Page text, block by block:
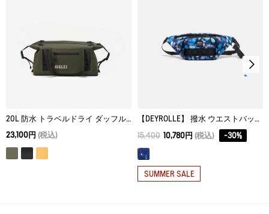
20L 防水 トラベルドライ ダッフルバッグ
23,100円 (税込)
【DEYROLLE】 撥水 ウエストバッグ 3L
15,400 10,780円 (税込) -30%
SUMMER SALE